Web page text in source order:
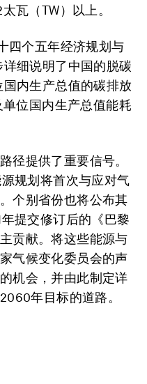
瓦（TW）以上 。
四个五年经济规划与
详细说明了中国的脱碳
国内生产总值的碳排放
单位国内生产总值能耗
径提供了重要信号。
规划将首次与应对气
。个别省份也将公布其
提交修订后的《巴黎
贡献。将这些能源与
气候变化委员会的声
机会，并由此制定详
年目标的道路。